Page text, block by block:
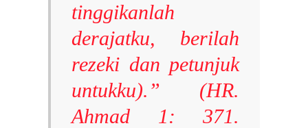
tinggikanlah
derajatku, berilah
rezeki dan petunjuk
untukku).” (HR.
Ahmad 1: 371.